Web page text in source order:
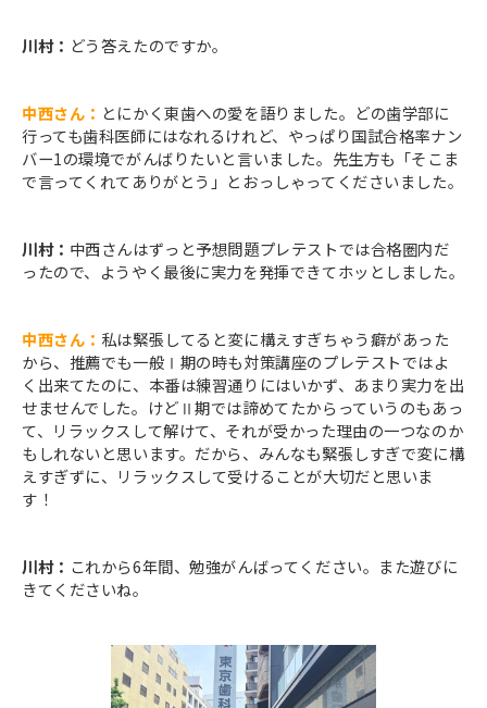
川村： どう答えたのですか。
中西さん： とにかく東歯への愛を語りました。どの歯学部に
行っても歯科医師にはなれるけれど、やっぱり国試合格率ナン
バー1の環境でがんばりたいと言いました。先生方も「そこま
で言ってくれてありがとう」とおっしゃってくださいました。
川村： 中西さんはずっと予想問題プレテストでは合格圏内だ
ったので、ようやく最後に実力を発揮できてホッとしました。
中西さん： 私は緊張してると変に構えすぎちゃう癖があった
から、推薦でも一般Ⅰ期の時も対策講座のプレテストではよ
く出来てたのに、本番は練習通りにはいかず、あまり実力を出
せませんでした。けどⅡ期では諦めてたからっていうのもあっ
て、リラックスして解けて、それが受かった理由の一つなのか
もしれないと思います。だから、みんなも緊張しすぎで変に構
えすぎずに、リラックスして受けることが大切だと思いま
す！
川村： これから6年間、勉強がんばってください。また遊びに
きてくださいね。